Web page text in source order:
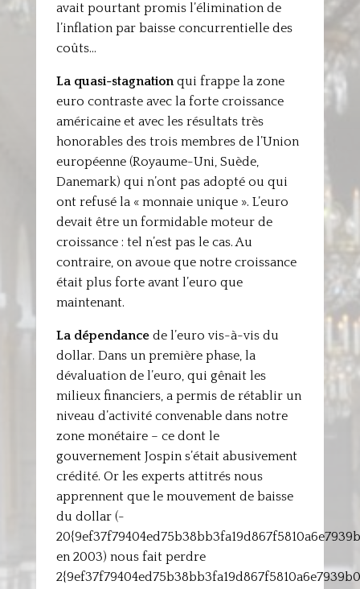
avait pourtant promis l’élimination de
l’inflation par baisse concurrentielle des
coûts…
La quasi-stagnationqui frappe la zone
euro contraste avec la forte croissance
américaine et avec les résultats très
honorables des trois membres de l’Union
européenne (Royaume-Uni, Suède,
Danemark) qui n’ont pas adopté ou qui
ont refusé la « monnaie unique ». L’euro
devait être un formidable moteur de
croissance : tel n’est pas le cas. Au
contraire, on avoue que notre croissance
était plus forte avant l’euro que
maintenant.
La dépendance de l’euro vis-à-vis du
dollar. Dans un première phase, la
dévaluation de l’euro, qui gênait les
milieux financiers, a permis de rétablir un
niveau d’activité convenable dans notre
zone monétaire – ce dont le
gouvernement Jospin s’était abusivement
crédité. Or les experts attitrés nous
apprennent que le mouvement de baisse
du dollar (-
en 2003) nous fait perdre